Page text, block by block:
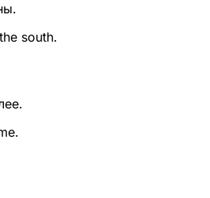
south.